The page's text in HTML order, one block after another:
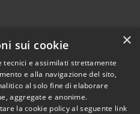
Copyright © 2026 • Comune di
×
sui cookie
tecnici e assimilati strettamente
e alla navigazione del sito,
al solo fine di elaborare
aggregate e anonime.
la cookie policy al seguente link